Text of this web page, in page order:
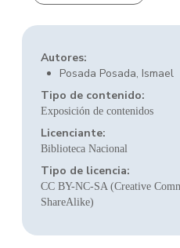
Autores:
Posada Posada, Ismael
Tipo de contenido:
Exposición de contenidos
Licenciante:
Biblioteca Nacional
Tipo de licencia:
CC BY-NC-SA (Creative
ShareAlike)